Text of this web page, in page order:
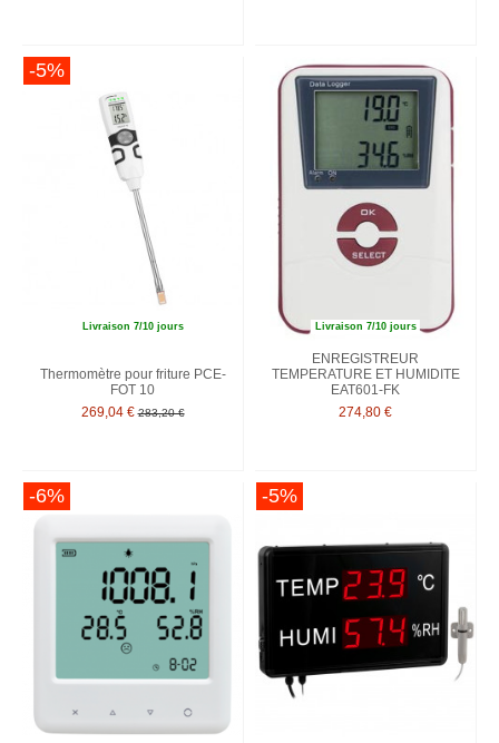
-5%
Livraison 7/10 jours
Thermomètre pour friture PCE-
FOT 10
269,04 € 283,20 €
Livraison 7/10 jours
ENREGISTREUR
TEMPERATURE ET HUMIDITE
EAT601-FK
274,80 €
-6% -5%